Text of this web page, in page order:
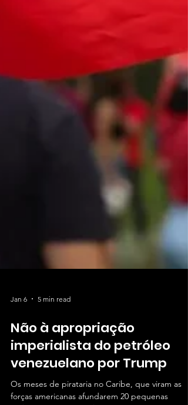
Jan 6 5 min read
Não à apropriação
imperialista do petróleo
venezuelano por Trump